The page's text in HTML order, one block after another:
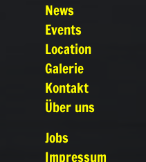
News
Events
Location
Galerie
Kontakt
Über uns
Jobs
Impressum